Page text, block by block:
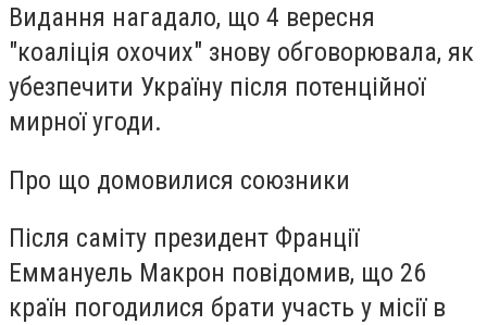
Видання нагадало, що 4 вересня
"коаліція охочих" знову обговорювала, як
убезпечити Україну після потенційної
мирної угоди.
Про що домовилися союзники
Після саміту президент Франції
Еммануель Макрон повідомив, що 26
країн погодилися брати участь у місії в